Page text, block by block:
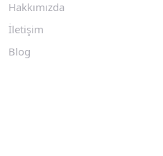
Hakkımızda
İletişim
Blog